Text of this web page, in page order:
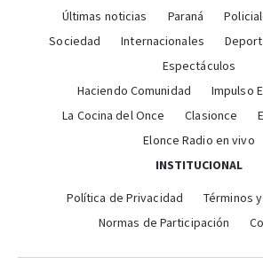
Últimas noticias Paraná
Sociedad
Internacionales
Espectáculos
Haciendo Comunidad
Impulso
La Cocina del Once
Clasionce
Elonce Radio en vivo
INSTITUCIONAL
Política de Privacidad
Términos
Normas de Participación